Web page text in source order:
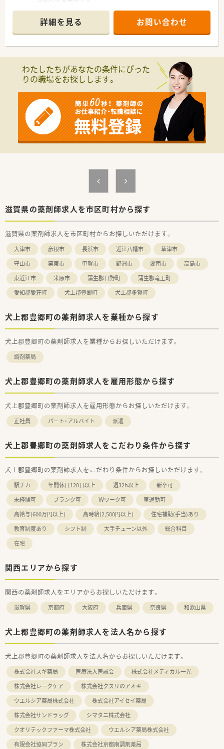
■近隣エリアの店舗をカバーするラウンダー勤務が可能な方は、
最大年収650万円の提示も可能です。
100枚応需しています
■薬剤師は常勤4名とパート5名が在籍しており、手厚い人員体
制で業務にあたっています
■滋賀県内に12店舗の調剤薬局を展開し、地域に密着した医療
サービスを提供しています
■大手調剤薬局グループの一員であり、安定した経営基盤と充実
■代表が薬剤師のため現場への理解が深く、年に一度全社員との
個別面談を実施しています
【求人情報について】
■ご経験や年齢を考慮の上、年収500万円から600万円の範囲で
給与が決定されます
■借上社宅制度や選択型福利厚生制度など、大手グループならで
■年間休日は124日と多く、プライベートの時間もしっかりと確
■1日の実働は7時間30分で週37時間30分勤務と、法定より短い
労働時間が特徴です
バランスを重視できます
■夏季休暇や年末年始休暇も整備されており、有給休暇と合わせ
て長期休暇の相談も可能です
詳細を見る お問い合わせ
わたしたちがあなたの条件にぴった
りの職場をお探しします。
滋賀県の薬剤師求人を市区町村から探す
滋賀県の薬剤師求人を市区町村からお探しいただけます。
大津市 彦根市 長浜市 近江八幡市
草津市
守山市
栗東市 甲賀市 野洲市 湖南市
高島市
東近江市
米原市 蒲生郡日野町
蒲生郡竜王町
愛知郡愛荘町
犬上郡豊郷町 犬上郡多賀町
犬上郡豊郷町の薬剤師求人を業種から探す
犬上郡豊郷町の薬剤師求人を業種からお探しいただけます。
調剤薬局
犬上郡豊郷町の薬剤師求人を雇用形態から探す
犬上郡豊郷町の薬剤師求人を雇用形態からお探しいただけます。
正社員 パート・アルバイト 派遣
犬上郡豊郷町の薬剤師求人をこだわり条件から探す
犬上郡豊郷町の薬剤師求人をこだわり条件からお探しいただけます。
駅チカ 年間休日120日以上 週32h以上
新卒可
未経験可
ブランク可 Ｗワーク可
車通勤可
高給与(600万円以上)
高時給(2,500円以上)
住宅補助(手当)あり
教育制度あり
シフト制 大手チェーン以外
総合科目
在宅
関西エリアから探す
関西の薬剤師求人をエリアからお探しいただけます。
滋賀県 京都府 大阪府 兵庫県 奈良県 和歌山県
犬上郡豊郷町の薬剤師求人を法人名から探す
犬上郡豊郷町の薬剤師求人を法人名からお探しいただけます。
株式会社スギ薬局 医療法人医誠会
株式会社メディカル一光
株式会社レークケア
株式会社クスリのアオキ
ウエルシア薬局株式会社
株式会社アイセイ薬局
株式会社サンドラッグ
シマタニ株式会社
クオリテックファーマ株式会社
ウエルシア薬局株式会社
有限会社協同プラン
株式会社京都南調剤薬局